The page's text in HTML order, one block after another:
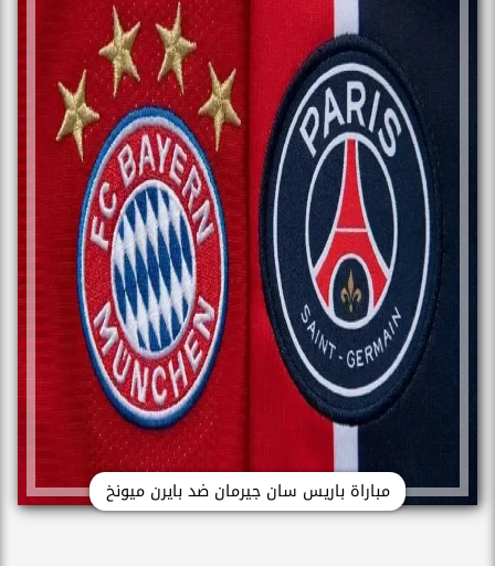
مباراة باريس سان جيرمان ضد بايرن ميونخ